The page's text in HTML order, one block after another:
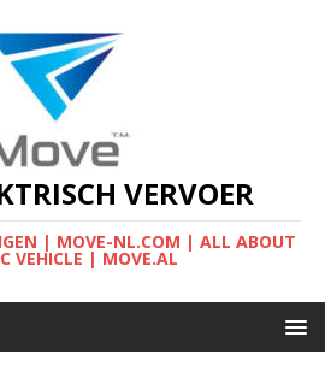
VERVOER
| MOVE-NL.COM | ALL ABOUT
VEHICLE | MOVE.AL